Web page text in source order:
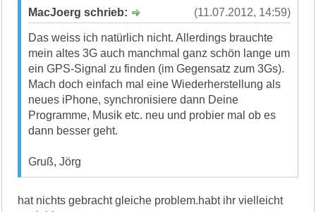
(11.07.2012, 14:59)
MacJoerg schrieb:
Das weiss ich natürlich nicht. Allerdings brauchte
mein altes 3G auch manchmal ganz schön lange um
ein GPS-Signal zu finden (im Gegensatz zum 3Gs).
Mach doch einfach mal eine Wiederherstellung als
neues iPhone, synchronisiere dann Deine
Programme, Musik etc. neu und probier mal ob es
dann besser geht.
Gruß, Jörg
hat nichts gebracht gleiche problem.habt ihr vielleicht